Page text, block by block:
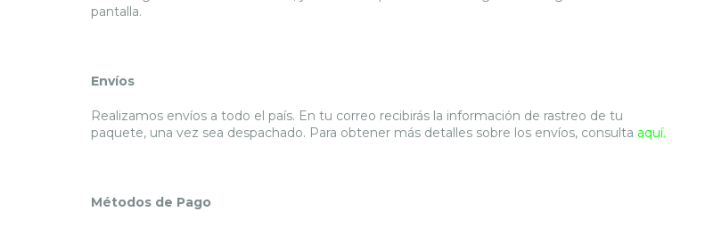
pantalla.
Envíos
Realizamos envíos a todo el país. En tu correo recibirás la información de rastreo de tu
paquete, una vez sea despachado. Para obtener más detalles sobre los envíos, consulta aquí.
Métodos de Pago